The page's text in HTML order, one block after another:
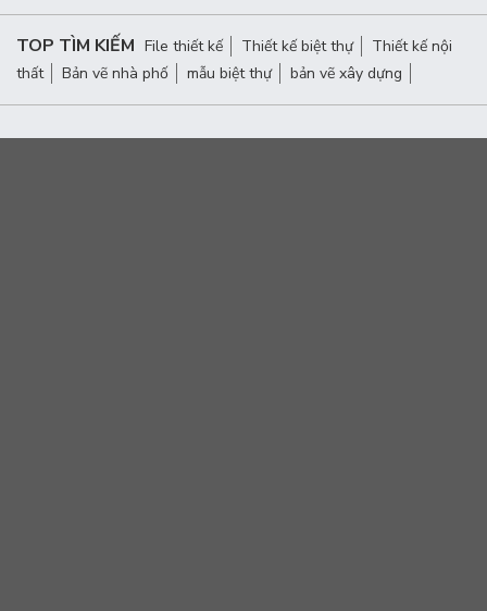
TOP TÌM KIẾM File thiết kế Thiết kế biệt thự
Thiết kế nội
thất
Bản vẽ nhà phố mẫu biệt thự bản vẽ xây dựng